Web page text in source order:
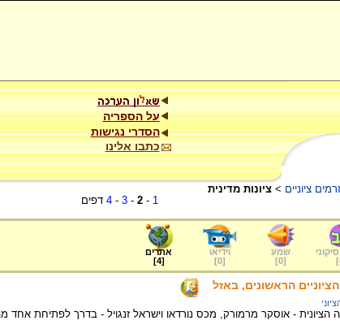
על הספריה
הסדרי נגישות
כתבו אלינו
זרמים ציוניים > ציונות מדינית
1
-
2
-
3
-
4 דפים
]
שמע
[
0
]
וידיאו
[
0
]
אתרים
[
4
]
הראשונים, באזל
הציונית - אוסקר מרמורק, מכס נורדאו וישראל זנגויל - בדרך לפתיחת אחד